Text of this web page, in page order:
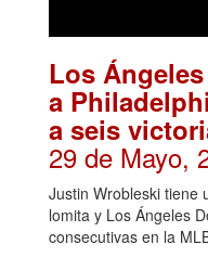
Los
a
a seis
29 de Mayo,
Justin Wrobleski tiene
lomita y Los Ángeles
consecutivas en la